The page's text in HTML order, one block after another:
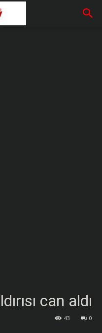
can aldı
0
43